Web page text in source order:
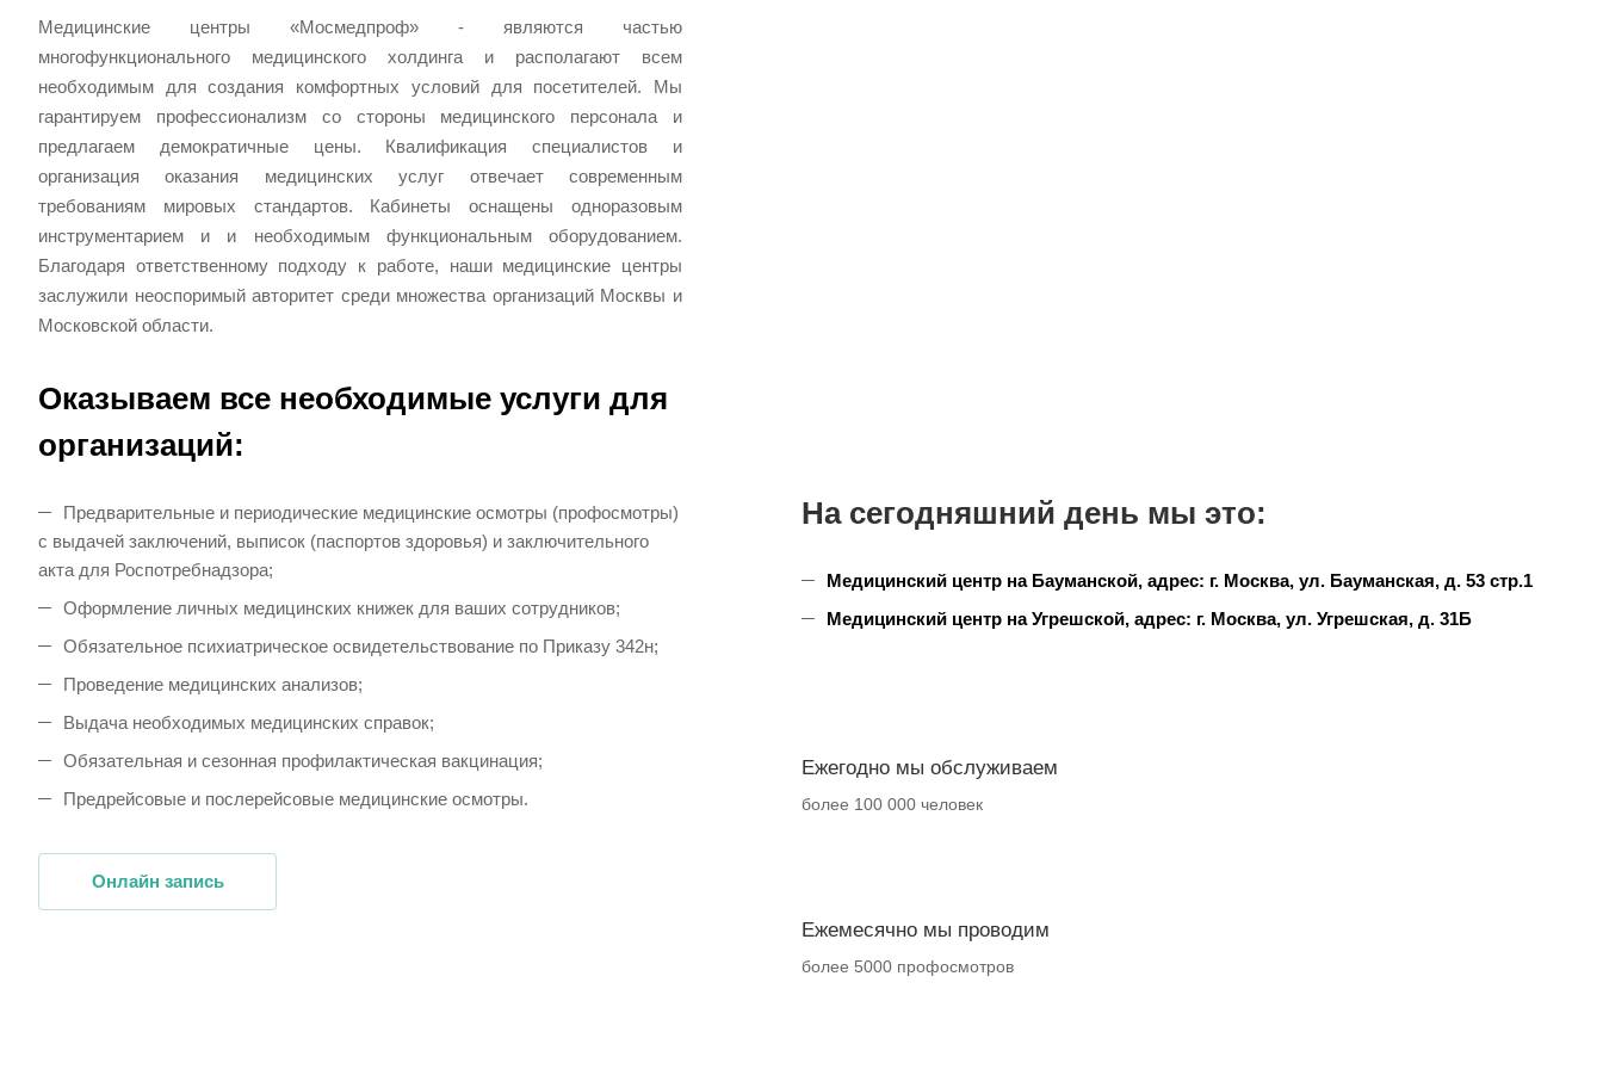
Медицинские центры «Мосмедпроф» - являются частью
многофункционального медицинского холдинга и располагают всем
необходимым для создания комфортных условий для посетителей. Мы
гарантируем профессионализм со стороны медицинского персонала и
предлагаем демократичные цены. Квалификация специалистов и
организация оказания медицинских услуг отвечает современным
требованиям мировых стандартов. Кабинеты оснащены одноразовым
инструментарием и и необходимым функциональным оборудованием.
Благодаря ответственному подходу к работе, наши медицинские центры
заслужили неоспоримый авторитет среди множества организаций Москвы и
Московской области.
Оказываем все необходимые услуги для
организаций:
Предварительные и периодические медицинские осмотры (профосмотры)
с выдачей заключений, выписок (паспортов здоровья) и заключительного
акта для Роспотребнадзора;
Оформление личных медицинских книжек для ваших сотрудников;
Обязательное психиатрическое освидетельствование по Приказу 342н;
Проведение медицинских анализов;
Выдача необходимых медицинских справок;
Обязательная и сезонная профилактическая вакцинация;
Предрейсовые и послерейсовые медицинские осмотры.
Онлайн запись
На сегодняшний день мы это:
Медицинский центр на Бауманской, адрес: г. Москва, ул. Бауманская, д. 53 стр.1
Медицинский центр на Угрешской, адрес: г. Москва, ул. Угрешская, д. 31Б
Ежегодно мы обслуживаем
более 100 000 человек
Ежемесячно мы проводим
более 5000 профосмотров